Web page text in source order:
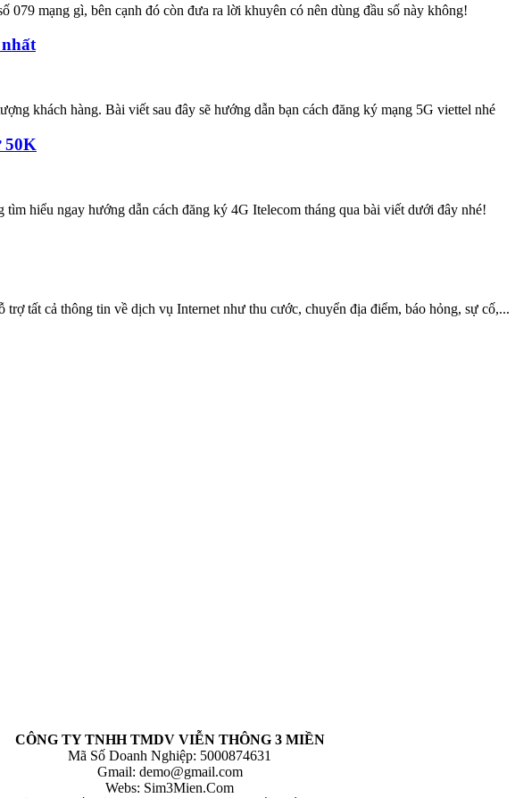
079 mạng gì, bên cạnh đó còn đưa ra lời khuyên có nên dùng đầu số này không!
khách hàng. Bài viết sau đây sẽ hướng dẫn bạn cách đăng ký mạng 5G viettel nhé
50K
hiểu ngay hướng dẫn cách đăng ký 4G Itelecom tháng qua bài viết dưới đây nhé!
tất cả thông tin về dịch vụ Internet như thu cước, chuyển địa điểm, báo hỏng, sự cố,...
CÔNG TY TNHH TMDV VIỄN THÔNG 3 MIỀN
Mã Số Doanh Nghiệp: 5000874631
Gmail: demo@gmail.com
Webs: Sim3Mien.Com